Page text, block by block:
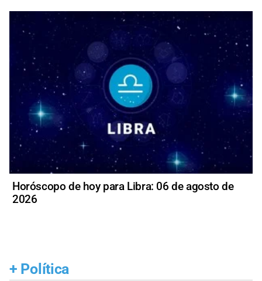
Horóscopo de hoy para Libra: 06 de agosto de
2026
+ Política